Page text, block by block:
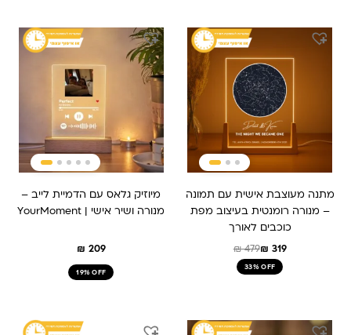
מתנה מעוצבת אישית עם תמונה
– מנורה רומנטית בעיצוב מפת
כוכבים לאורך
₪479
המחיר
היה:
₪ 319
המחיר
הוא:
33% OFF
מיוזיק גלאס עם הדמיית לייב –
מנורה ושיר אישי | YourMoment
₪ 209
19% OFF
המחיר
המחיר